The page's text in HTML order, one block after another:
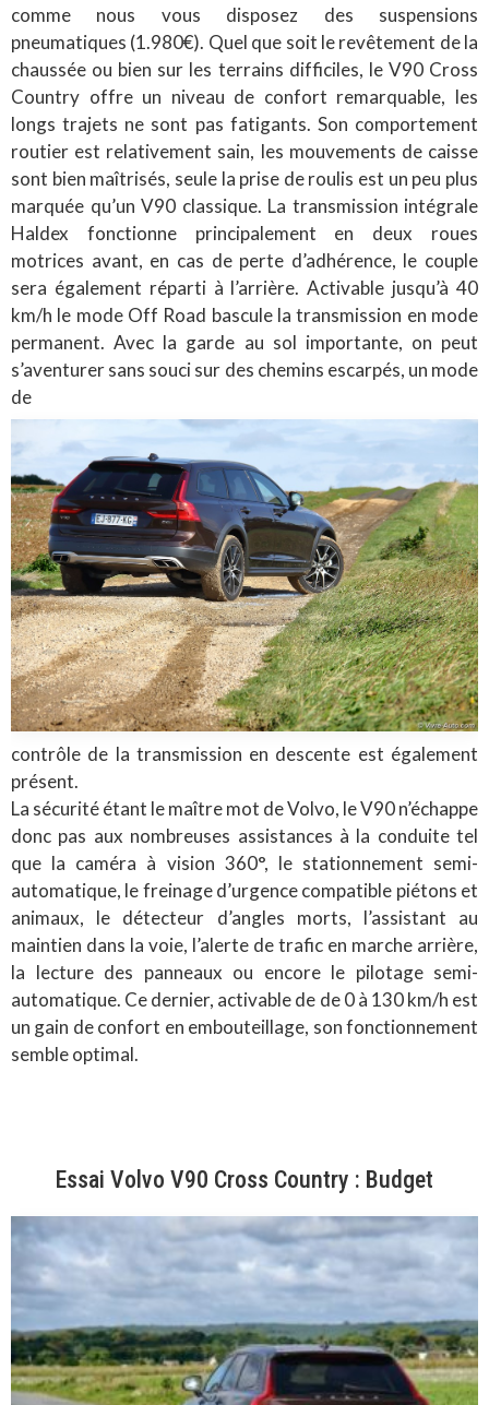
comme nous vous disposez des suspensions
pneumatiques (1.980€). Quel que soit le revêtement de la
chaussée ou bien sur les terrains difficiles, le V90 Cross
Country offre un niveau de confort remarquable, les
longs trajets ne sont pas fatigants. Son comportement
routier est relativement sain, les mouvements de caisse
sont bien maîtrisés, seule la prise de roulis est un peu plus
marquée qu’un V90 classique. La transmission intégrale
Haldex fonctionne principalement en deux roues
motrices avant, en cas de perte d’adhérence, le couple
sera également réparti à l’arrière. Activable jusqu’à 40
km/h le mode Off Road bascule la transmission en mode
permanent. Avec la garde au sol importante, on peut
s’aventurer sans souci sur des chemins escarpés, un mode
de
contrôle de la transmission en descente est également
présent.
La sécurité étant le maître mot de Volvo, le V90 n’échappe
donc pas aux nombreuses assistances à la conduite tel
que la caméra à vision 360°, le stationnement semi-
automatique, le freinage d’urgence compatible piétons et
animaux, le détecteur d’angles morts, l’assistant au
maintien dans la voie, l’alerte de trafic en marche arrière,
la lecture des panneaux ou encore le pilotage semi-
automatique. Ce dernier, activable de de 0 à 130 km/h est
un gain de confort en embouteillage, son fonctionnement
semble optimal.
Essai Volvo V90 Cross Country : Budget